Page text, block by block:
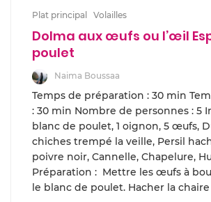
Plat principal Volailles
Dolma aux œufs ou l’œil
poulet
Naima Boussaa
Temps de préparation : 30 min
: 30 min Nombre de personnes : 5
blanc de poulet, 1 oignon, 5 œufs,
chiches trempé la veille, Persil
poivre noir, Cannelle, Chapelure,
Préparation : Mettre les œufs à
le blanc de poulet. Hacher la